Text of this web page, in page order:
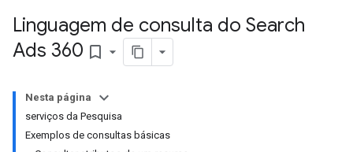
Linguagem de consulta do Search
Ads 360 bookmark_border
Nesta página
serviços da Pesquisa
Exemplos de consultas básicas